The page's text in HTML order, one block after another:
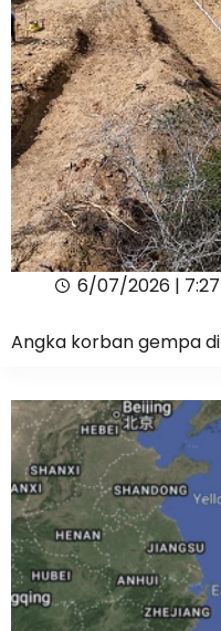
6/07/2026 |
Angka korban gempa